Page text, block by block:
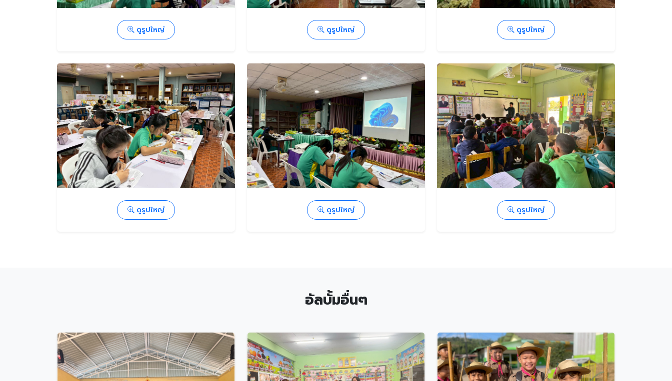
ดูรูปใหญ่ ดูรูปใหญ่ ดูรูปใหญ่
ดูรูปใหญ่ ดูรูปใหญ่ ดูรูปใหญ่
อัลบั้มอื่นๆ